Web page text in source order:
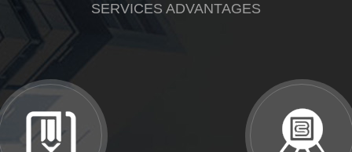
SERVICES ADVANTAGES